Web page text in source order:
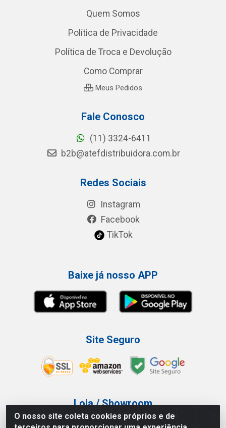
O nosso site coleta cookies próprios e de
Quem Somos
Política de Privacidade
Política de Troca e Devolução
Como Comprar
Meus Pedidos
Fale Conosco
(11) 3324-6411
b2b@atefdistribuidora.com.br
Redes Sociais
Instagram
Facebook
TikTok
Baixe já nosso APP
Site Seguro
Loja / Showroom
Tel.: (11) 3227-0546